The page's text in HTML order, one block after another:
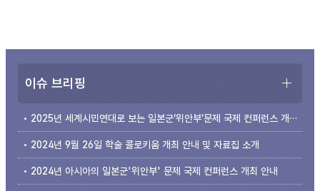
이슈 브리핑
2025년 세계시민연대로 보는 일본군‘위안부’문제 국제 컨퍼런스 개최 안내
2024년 9월 26일 학술 콜로키움 개최 안내 및 자료집 소개
2024년 아시아의 일본군'위안부' 문제 국제 컨퍼런스 개최 안내